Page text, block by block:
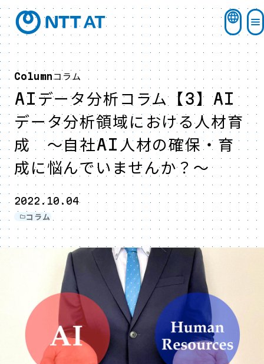
Columnコラム
AIデータ分析コラム【3】AI
データ分析領域における人材育
成 ～自社AI人材の確保・育
成に悩んでいませんか？～
2022.10.04
コラム